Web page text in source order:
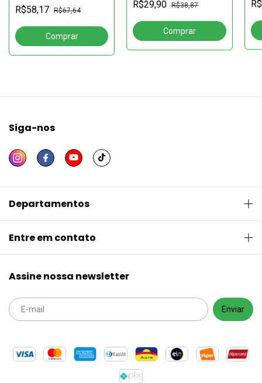
significa pensar2ª edição
R$58,17 R$67,64
R$29,90 R$38,87
Siga-nos
Departamentos
Entre em contato
Assine nossa newsletter